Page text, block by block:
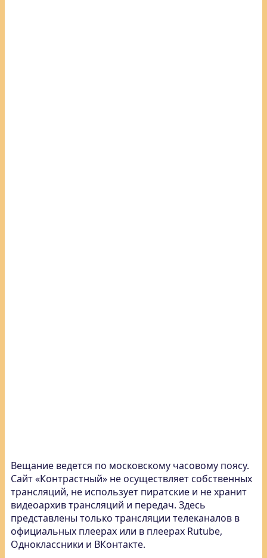
Вещание ведется по московскому часовому поясу.
Сайт «Контрастный» не осуществляет собственных
трансляций, не использует пиратские и не хранит
видеоархив трансляций и передач. Здесь
представлены только трансляции телеканалов в
официальных плеерах или в плеерах Rutube,
Одноклассники и ВКонтакте.